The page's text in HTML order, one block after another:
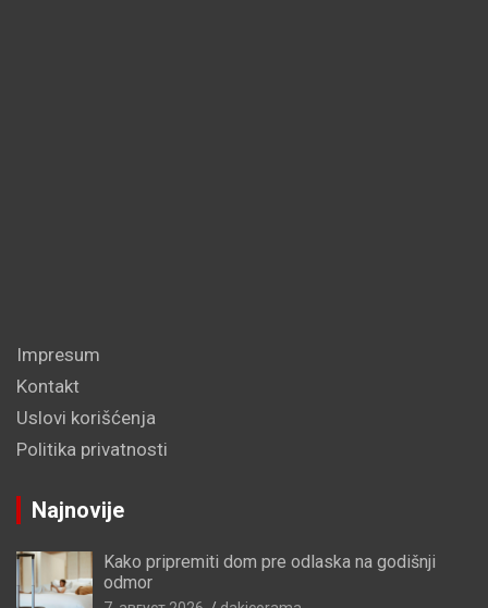
Impresum
Kontakt
Uslovi korišćenja
Politika privatnosti
Najnovije
Kako pripremiti dom pre odlaska na godišnji
odmor